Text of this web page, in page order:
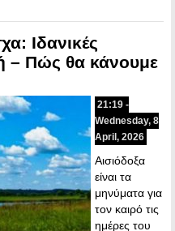
Ιδανικές
– Πώς θα κάνουμε
21:19 -
Wednesday, 8
April, 2026
Αισιόδοξα
είναι τα
μηνύματα για
τον καιρό τις
ημέρες του